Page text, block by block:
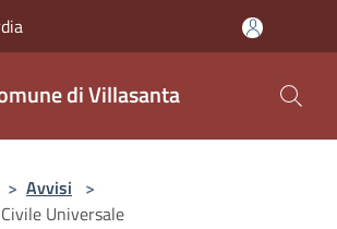
di Villasanta
> Avvisi >
Universale